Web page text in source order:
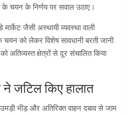
के चयन के निर्णय पर सवाल उठाए।
जैसी अस्थायी व्यवस्था वाली
के चयन को लेकर विशेष सावधानी बरती जानी
अतिव्यस्त क्षेत्रों से दूर संचालित किया
ने जटिल किए हालात
भीड़ और अतिरिक्त वाहन दबाव से जाम